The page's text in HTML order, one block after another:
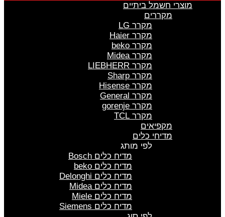
מוצרי חשמל ביתיים
מקררים
מקרר LG
מקרר Haier
מקרר beko
מקרר Midea
מקרר LIEBHERR
מקרר Sharp
מקרר Hisense
מקרר General
מקרר gorenje
מקרר TCL
מקפיאים
מדיחי כלים
לפי מותג
מדיח כלים Bosch
מדיח כלים beko
מדיח כלים Delonghi
מדיח כלים Midea
מדיח כלים Miele
מדיח כלים Siemens